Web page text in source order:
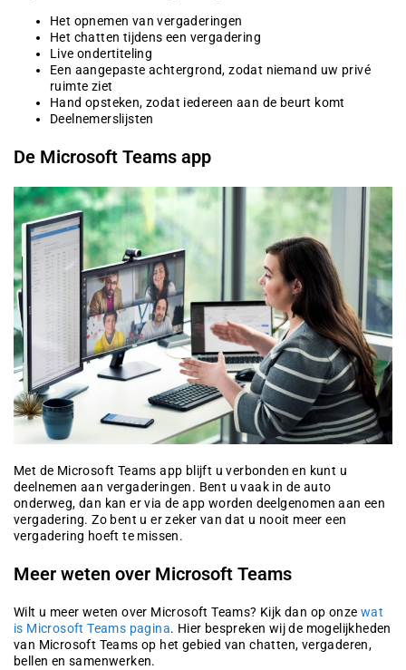
Het opnemen van vergaderingen
Het chatten tijdens een vergadering
Live ondertiteling
Een aangepaste achtergrond, zodat niemand uw privé
ruimte ziet
Hand opsteken, zodat iedereen aan de beurt komt
Deelnemerslijsten
De Microsoft Teams app
Met de Microsoft Teams app blijft u verbonden en kunt u
deelnemen aan vergaderingen. Bent u vaak in de auto
onderweg, dan kan er via de app worden deelgenomen aan een
vergadering. Zo bent u er zeker van dat u nooit meer een
vergadering hoeft te missen.
Meer weten over Microsoft Teams
Wilt u meer weten over Microsoft Teams? Kijk dan op onze wat
is Microsoft Teams pagina. Hier bespreken wij de mogelijkheden
van Microsoft Teams op het gebied van chatten, vergaderen,
bellen en samenwerken.